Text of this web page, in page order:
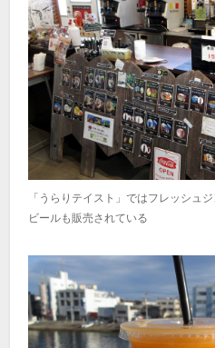
「うらりテイスト」ではフレッシュ
ビールも販売されている